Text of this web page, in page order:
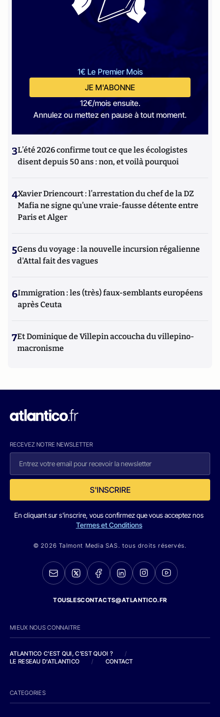
1€ Le Premier Mois
JE M'ABONNE
12€/mois ensuite.
Annulez ou mettez en pause à tout moment.
3L’été 2026 confirme tout ce que les écologistes
disent depuis 50 ans : non, et voilà pourquoi
4Xavier Driencourt : l’arrestation du chef de la DZ
Mafia ne signe qu’une vraie-fausse détente entre
Paris et Alger
5Gens du voyage : la nouvelle incursion régalienne
d'Attal fait des vagues
6Immigration : les (très) faux-semblants européens
après Ceuta
7Et Dominique de Villepin accoucha du villepino-
macronisme
RECEVEZ NOTRE NEWSLETTER
S'INSCRIRE
En cliquant sur s'inscrire, vous confirmez que vous acceptez nos
Termes et Conditions
© 2026 Talmont Media SAS. tous droits réservés.
TOUSLESCONTACTS@ATLANTICO.FR
MIEUX NOUS CONNAITRE
ATLANTICO C'EST QUI, C'EST QUOI ?
/
LE RESEAU D'ATLANTICO
/ CONTACT
CATEGORIES